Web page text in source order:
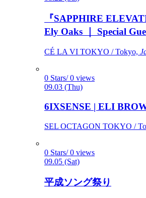
『SAPPHIRE
Ely Oaks ｜ Special
CÉ LA VI TOKYO / Tokyo,
0 Stars/ 0 views
09.03 (Thu)
6IXSENSE | ELI
SEL OCTAGON TOKYO /
0 Stars/ 0 views
09.05 (Sat)
平成ソング祭り